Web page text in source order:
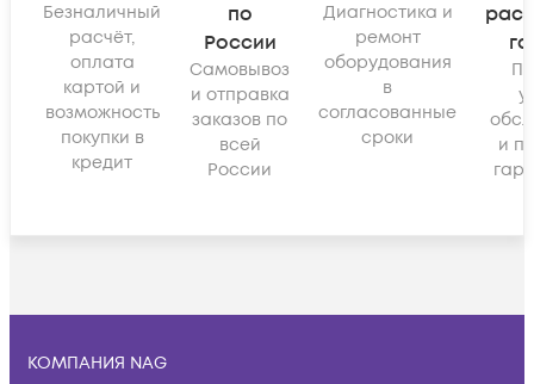
Безналичный
расчёт,
оплата
картой и
возможность
покупки в
кредит
по
России
Самовывоз
и отправка
заказов по
всей
России
Диагностика и
ремонт
оборудования
в
согласованные
сроки
и
КОМПАНИЯ NAG